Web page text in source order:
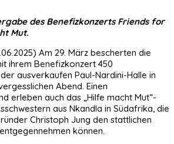
des Benefizkonzerts Friends for
Mut.
Am 29. März bescherten die
ihrem Benefizkonzert 450
ausverkaufen Paul-Nardini-Halle in
Abend. Einen
erleben auch das „Hilfe macht Mut“-
aus Nkandla in Südafrika, die
Christoph Jung den stattlichen
können.